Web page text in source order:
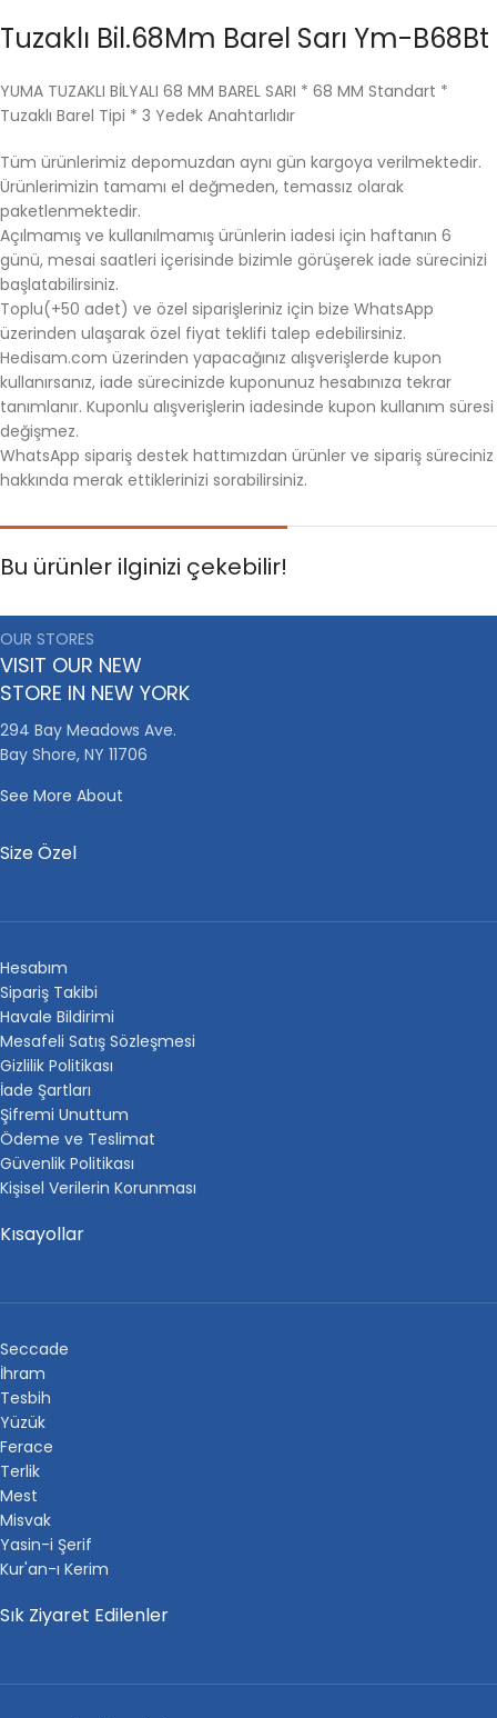
Tuzaklı Bil.68Mm Barel Sarı Ym-B68Bt
YUMA TUZAKLI BİLYALI 68 MM BAREL SARI * 68 MM Standart *
Tuzaklı Barel Tipi * 3 Yedek Anahtarlıdır
Tüm ürünlerimiz depomuzdan aynı gün kargoya verilmektedir.
Ürünlerimizin tamamı el değmeden, temassız olarak
paketlenmektedir.
Açılmamış ve kullanılmamış ürünlerin iadesi için haftanın 6
günü, mesai saatleri içerisinde bizimle görüşerek iade sürecinizi
başlatabilirsiniz.
Toplu(+50 adet) ve özel siparişleriniz için bize WhatsApp
üzerinden ulaşarak özel fiyat teklifi talep edebilirsiniz.
Hedisam.com üzerinden yapacağınız alışverişlerde kupon
kullanırsanız, iade sürecinizde kuponunuz hesabınıza tekrar
tanımlanır. Kuponlu alışverişlerin iadesinde kupon kullanım süresi
değişmez.
WhatsApp sipariş destek hattımızdan ürünler ve sipariş süreciniz
hakkında merak ettiklerinizi sorabilirsiniz.
Bu ürünler ilginizi çekebilir!
OUR STORES
VISIT OUR NEW
STORE IN NEW YORK
294 Bay Meadows Ave.
Bay Shore, NY 11706
See More About
Size Özel
Hesabım
Sipariş Takibi
Havale Bildirimi
Mesafeli Satış Sözleşmesi
Gizlilik Politikası
İade Şartları
Şifremi Unuttum
Ödeme ve Teslimat
Güvenlik Politikası
Kişisel Verilerin Korunması
Kısayollar
Seccade
İhram
Tesbih
Yüzük
Ferace
Terlik
Mest
Misvak
Yasin-i Şerif
Kur'an-ı Kerim
Sık Ziyaret Edilenler